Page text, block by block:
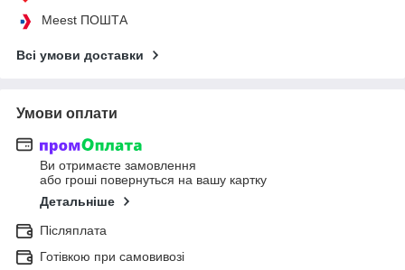
Meest ПОШТА
Всі умови доставки
Умови оплати
Ви отримаєте замовлення
або гроші повернуться на вашу картку
Детальніше
Післяплата
Готівкою при самовивозі